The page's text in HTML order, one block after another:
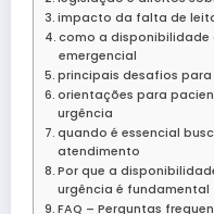
impacto da falta de
como a
emergencial
principais desafios
orientações para
urgência
quando é essencial
atendimento
Por que a
urgência é fundamental
FAQ – Perguntas